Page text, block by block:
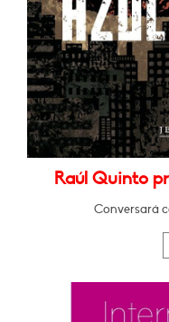
Raúl Quinto
Conversará